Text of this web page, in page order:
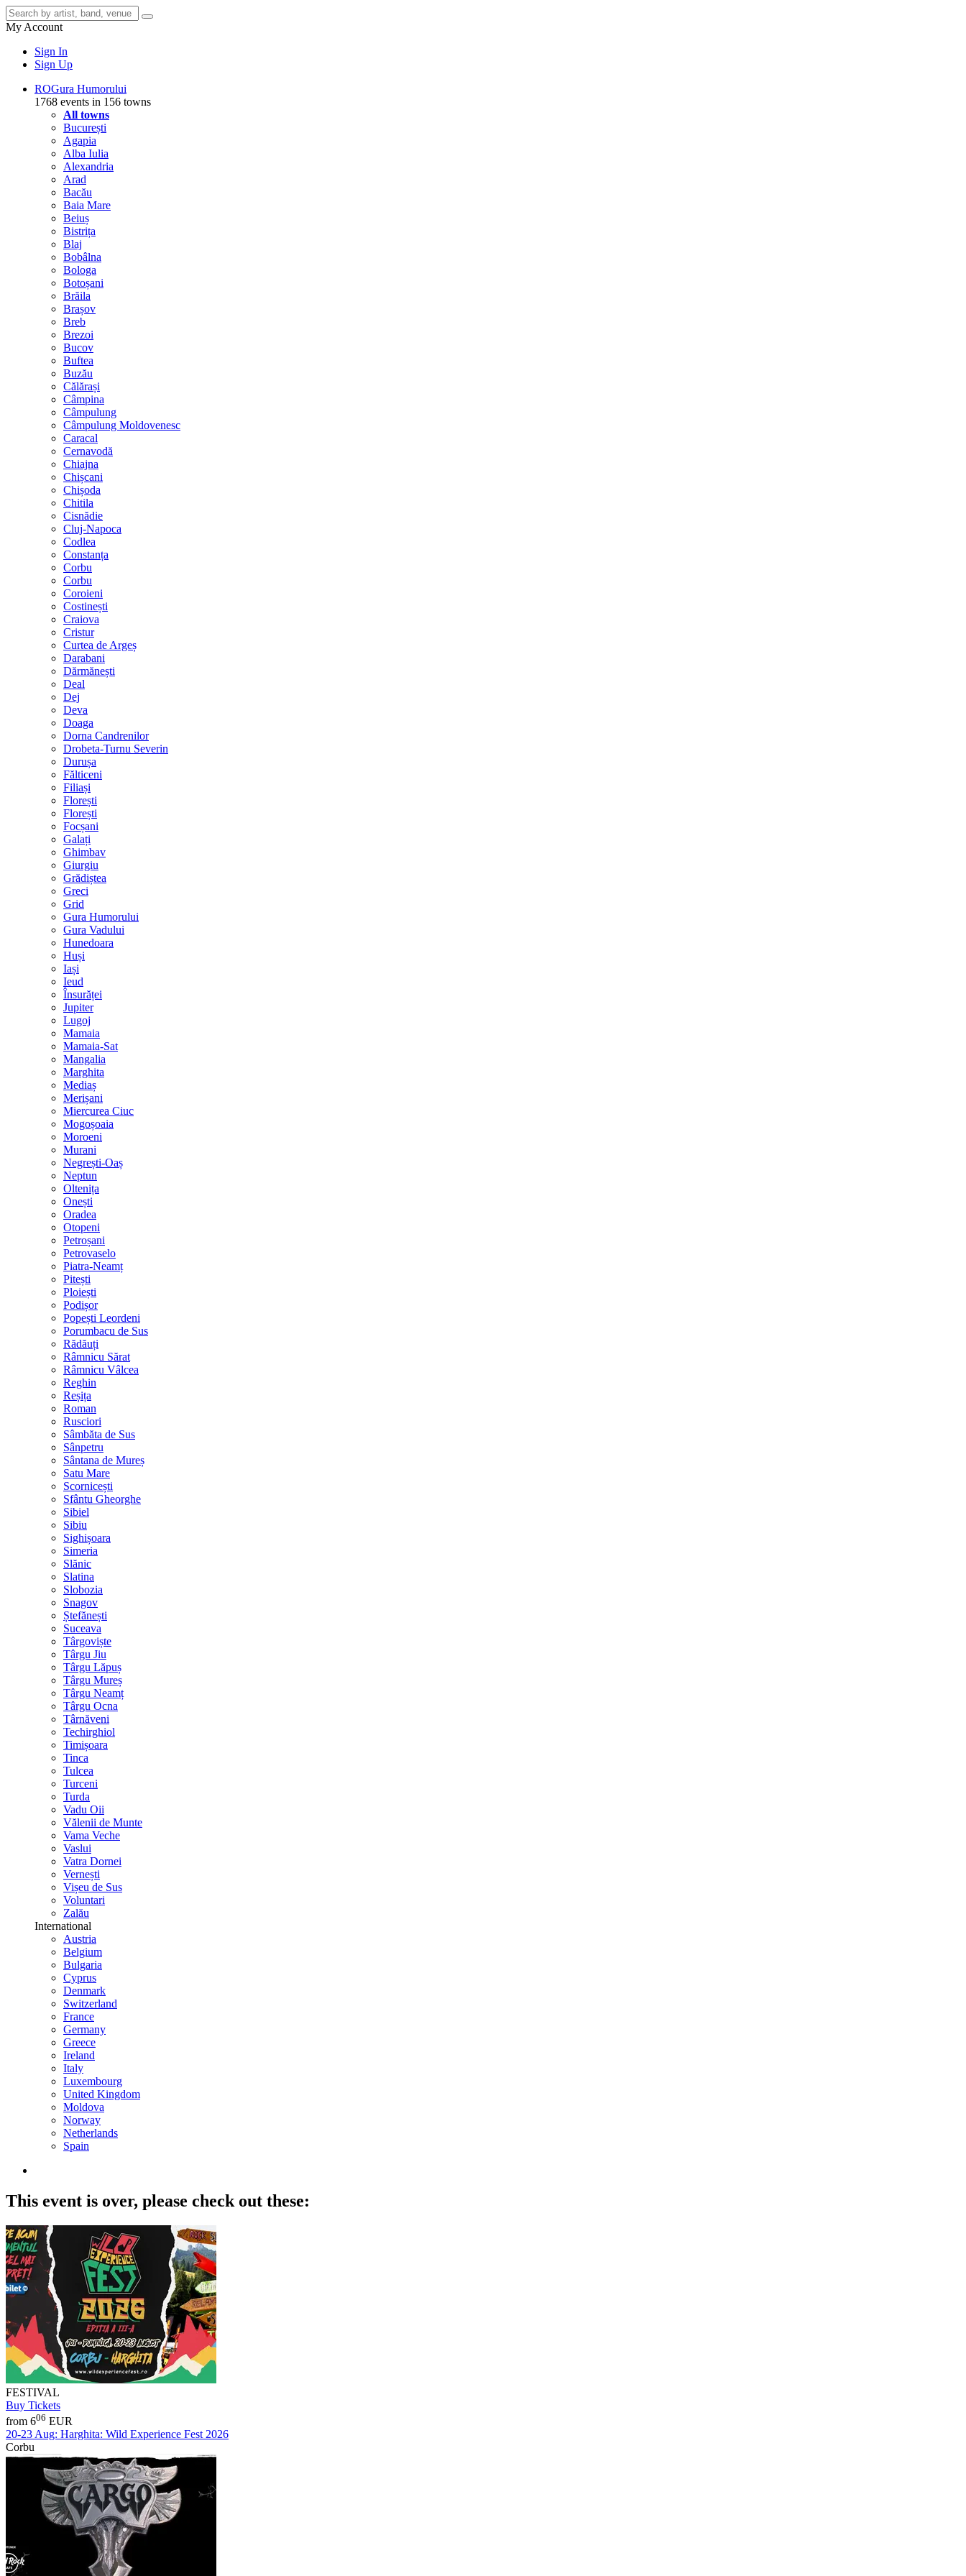
My Account
Sign In
Sign Up
ROGura Humorului
1768 events in 156 towns
All towns
București
Agapia
Alba Iulia
Alexandria
Arad
Bacău
Baia Mare
Beiuș
Bistrița
Blaj
Bobâlna
Bologa
Botoșani
Brăila
Brașov
Breb
Brezoi
Bucov
Buftea
Buzău
Călărași
Câmpina
Câmpulung
Câmpulung Moldovenesc
Caracal
Cernavodă
Chiajna
Chișcani
Chișoda
Chitila
Cisnădie
Cluj-Napoca
Codlea
Constanța
Corbu
Corbu
Coroieni
Costinești
Craiova
Cristur
Curtea de Argeș
Darabani
Dărmănești
Deal
Dej
Deva
Doaga
Dorna Candrenilor
Drobeta-Turnu Severin
Durușa
Fălticeni
Filiași
Florești
Florești
Focșani
Galați
Ghimbav
Giurgiu
Grădiștea
Greci
Grid
Gura Humorului
Gura Vadului
Hunedoara
Huși
Iași
Ieud
Însurăței
Jupiter
Lugoj
Mamaia
Mamaia-Sat
Mangalia
Marghita
Mediaș
Merișani
Miercurea Ciuc
Mogoșoaia
Moroeni
Murani
Negrești-Oaș
Neptun
Oltenița
Onești
Oradea
Otopeni
Petroșani
Petrovaselo
Piatra-Neamț
Pitești
Ploiești
Podișor
Popești Leordeni
Porumbacu de Sus
Rădăuți
Râmnicu Sărat
Râmnicu Vâlcea
Reghin
Reșița
Roman
Rusciori
Sâmbăta de Sus
Sânpetru
Sântana de Mureș
Satu Mare
Scornicești
Sfântu Gheorghe
Sibiel
Sibiu
Sighișoara
Simeria
Slănic
Slatina
Slobozia
Snagov
Ștefănești
Suceava
Târgoviște
Târgu Jiu
Târgu Lăpuș
Târgu Mureș
Târgu Neamț
Târgu Ocna
Târnăveni
Techirghiol
Timișoara
Tinca
Tulcea
Turceni
Turda
Vadu Oii
Vălenii de Munte
Vama Veche
Vaslui
Vatra Dornei
Vernești
Vișeu de Sus
Voluntari
Zalău
International
Austria
Belgium
Bulgaria
Cyprus
Denmark
Switzerland
France
Germany
Greece
Ireland
Italy
Luxembourg
United Kingdom
Moldova
Norway
Netherlands
Spain
This event is over, please check out these:
FESTIVAL
Buy Tickets
from 606 EUR
20-23 Aug: Harghita: Wild Experience Fest 2026
Corbu